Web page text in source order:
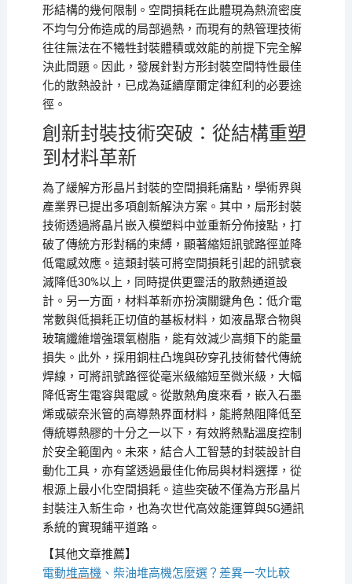
形結構的幾何限制。空間損耗在此體現為熱流密度
不均勻分佈造成的局部過熱，而現有的熱管理技術
往往無法在不犧牲封裝體積或效能的前提下完全解
決此問題。因此，發展針對方形封裝空間特性最佳
化的散熱設計，已成為延續摩爾定律紅利的必要途
徑。
創新封裝技術突破：從結構重塑
到材料革新
為了緩解方形晶片封裝的空間損耗痛點，學術界與
產業界已提出多項創新解決方案。其中，扇形封裝
技術透過將晶片嵌入模塑料中並重新分佈接點，打
破了傳統方形對稱的束縛，顯著縮短訊號路徑並降
低電感效應。這類封裝可將空間損耗引起的訊號衰
減降低30%以上，同時提供更靈活的散熱通道設
計。另一方面，材料革新亦扮演關鍵角色：低介電
常數與低損耗正切值的基板材料，如液晶聚合物與
玻璃纖維增強環氧樹脂，能有效減少高頻下的能量
損失。此外，採用銅柱凸塊與矽穿孔技術替代傳統
焊線，可將訊號路徑從毫米級縮短至微米級，大幅
降低寄生電容與電感。從散熱角度來看，嵌入石墨
烯或碳奈米管的高導熱界面材料，能將熱阻降低至
傳統導熱膠的十分之一以下，有效將熱點溫度控制
於安全範圍內。未來，結合人工智慧的封裝設計自
動化工具，亦有望透過最佳化佈局與材料選擇，從
根源上最小化空間損耗。這些突破不僅為方形晶片
封裝注入新生命，也為次世代高效能運算與5G通訊
系統的實現鋪平道路。
【其他文章推薦】
電動堆高機、柴油堆高機怎麼選？差異一次比較